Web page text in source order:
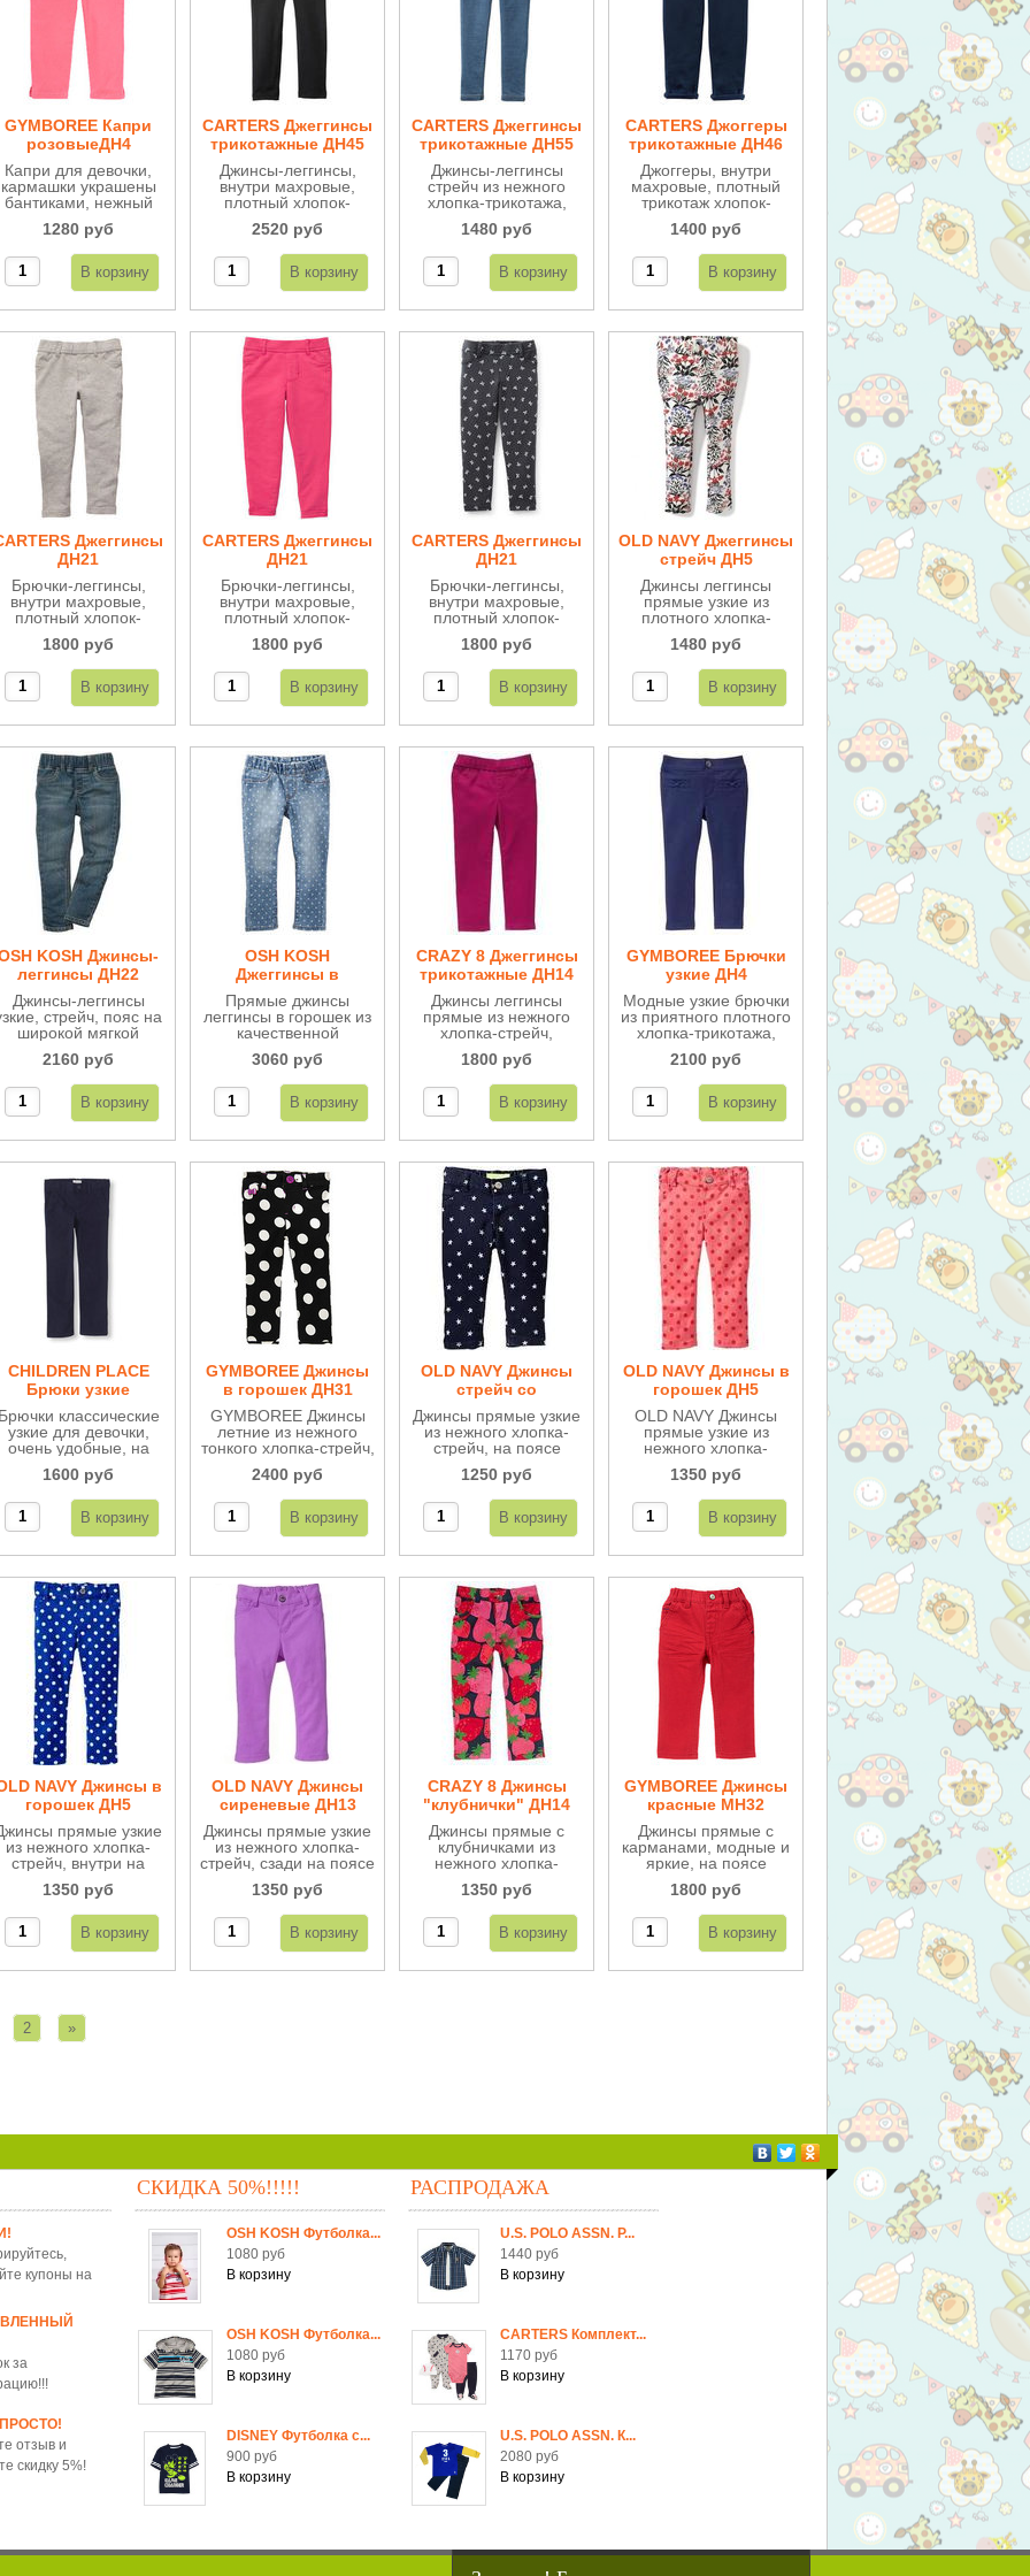
GYMBOREE Капри
розовыеДН4
Капри для девочки,
кармашки украшены
бантиками, нежный
молния по
боковому шву, на
поясе внутри
регулируется, очень
1280 руб
CARTERS Джеггинсы
трикотажные ДН45
Джинсы-леггинсы,
внутри махровые,
плотный хлопок-
удобные, сверху на
мягкой широкой
резинке с имитацией
джинсовой застежки.
2520 руб
CARTERS Джеггинсы
трикотажные ДН55
Джинсы-леггинсы
стрейч из нежного
хлопка-трикотажа,
очень стильные и
удобные.
1480 руб
CARTERS Джоггеры
трикотажные ДН46
Джоггеры, внутри
махровые, плотный
трикотаж хлопок-
удобные, сбоку
кармашки, внизу
модные отвороты,
сверху на широкой
оригинальной
отделкой бантом.
1400 руб
Джеггинсы
ДН21
Брючки-леггинсы,
внутри махровые,
плотный хлопок-
удобные, сверху на
мягкой широкой
резинке.
1800 руб
CARTERS Джеггинсы
ДН21
Брючки-леггинсы,
внутри махровые,
плотный хлопок-
удобные, сверху на
мягкой широкой
резинке.
1800 руб
CARTERS Джеггинсы
ДН21
Брючки-леггинсы,
внутри махровые,
плотный хлопок-
"бантики", очень
удобные, сверху на
мягкой широкой
резинке.
1800 руб
OLD NAVY Джеггинсы
стрейч ДН5
Джинсы леггинсы
прямые узкие из
плотного хлопка-
резинка, очень
удобные.
1480 руб
KOSH Джинсы-
леггинсы ДН22
Джинсы-леггинсы
стрейч, пояс на
широкой мягкой
удобные.
2160 руб
OSH KOSH
Джеггинсы в
горошек ДН37
Прямые джинсы
леггинсы в горошек из
качественной
поясе резинка.
Стильные и удобные.
3060 руб
CRAZY 8 Джеггинсы
трикотажные ДН14
Джинсы леггинсы
прямые из нежного
хлопка-стрейч,
Не теряют цвет и
форму.
1800 руб
GYMBOREE Брючки
узкие ДН4
Модные узкие брючки
из приятного плотного
хлопка-трикотажа,
бантиками.
2100 руб
CHILDREN PLACE
Брюки узкие
девочки ДН61
классические
узкие для девочки,
очень удобные, на
подойдут на все
случаи жизни, в том
числе идеальны для
школы.
1600 руб
GYMBOREE Джинсы
в горошек ДН31
GYMBOREE Джинсы
летние из нежного
тонкого хлопка-стрейч,
резинке.
2400 руб
OLD NAVY Джинсы
стрейч со
Джинсы прямые узкие
из нежного хлопка-
стрейч, на поясе
1250 руб
OLD NAVY Джинсы в
горошек ДН5
OLD NAVY Джинсы
прямые узкие из
нежного хлопка-
поясе регулируются.
1350 руб
NAVY Джинсы в
горошек ДН5
прямые узкие
из нежного хлопка-
стрейч, внутри на
1350 руб
OLD NAVY Джинсы
сиреневые ДН13
Джинсы прямые узкие
из нежного хлопка-
стрейч, сзади на поясе
по щиколотку.
1350 руб
CRAZY 8 Джинсы
"клубнички" ДН14
Джинсы прямые с
клубничками из
нежного хлопка-
яркие.
1350 руб
GYMBOREE Джинсы
красные МН32
Джинсы прямые с
карманами, модные и
яркие, на поясе
1800 руб
2 »
купоны на
за
отзыв и
скидку 5%!
СКИДКА 50%!!!!!
OSH KOSH Футболка...
1080 руб
OSH KOSH Футболка...
1080 руб
DISNEY Футболка c...
900 руб
РАСПРОДАЖА
U.S. POLO ASSN. Р...
1440 руб
CARTERS Комплект...
1170 руб
U.S. POLO ASSN. К...
2080 руб